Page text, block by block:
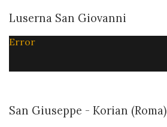
Luserna San Giovanni
Error
San Giuseppe - Korian (Roma)